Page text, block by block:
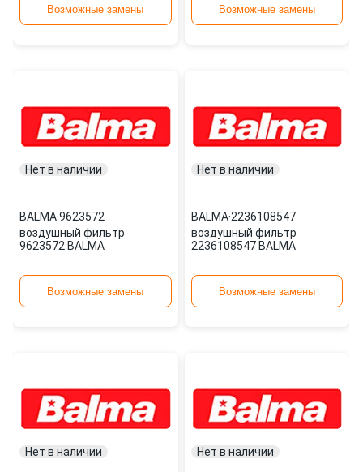
Возможные замены Возможные замены
Нет в наличии
BALMA·9623572
воздушный фильтр
9623572 BALMA
Возможные замены
Нет в наличии
BALMA·2236108547
воздушный фильтр
2236108547 BALMA
Возможные замены
Нет в наличии Нет в наличии